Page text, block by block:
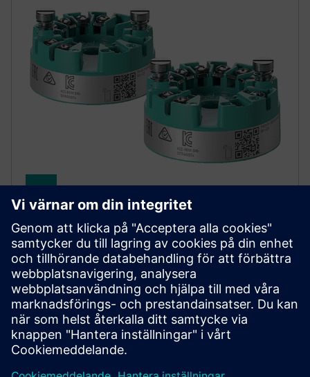
SITRANS TH320/TH420
Head-mount temperature transmitters for reliable
measurement, easy integration and advanced
diagnostics, from standard to high-availability
applications.